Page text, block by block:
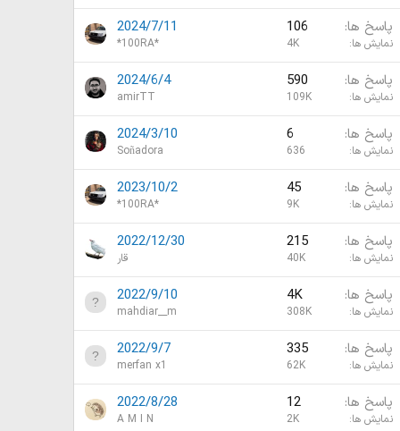
پاسخ ها 106
نمایش ها 4K
2024/7/11
*100RA*
پاسخ ها 590
نمایش ها 109K
2024/6/4
amirTT
پاسخ ها 6
نمایش ها 636
2024/3/10
Soñadora
پاسخ ها 45
نمایش ها 9K
2023/10/2
*100RA*
پاسخ ها 215
نمایش ها 40K
2022/12/30
قار
پاسخ ها 4K
نمایش ها 308K
2022/9/10
mahdiar__m
پاسخ ها 335
نمایش ها 62K
2022/9/7
merfan x1
پاسخ ها 12
نمایش ها 2K
2022/8/28
A M I N